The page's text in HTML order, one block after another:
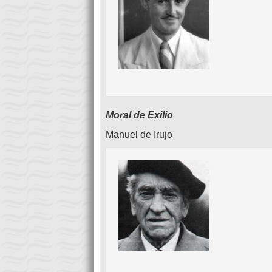
Moral de Exilio
Manuel de Irujo